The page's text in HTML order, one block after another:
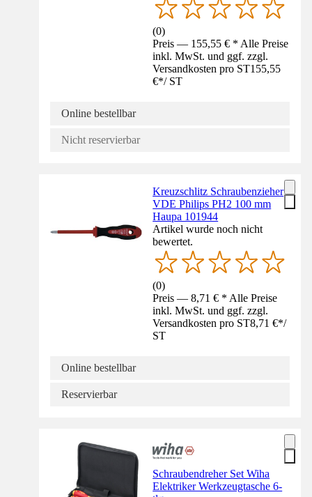
(0)
Preis — 155,55 € * Alle Preise
inkl. MwSt. und ggf. zzgl.
Versandkosten pro ST155,55
€*/ ST
Online bestellbar
Nicht reservierbar
Kreuzschlitz Schraubenzieher
VDE Philips PH2 100 mm
Haupa 101944
Artikel wurde noch nicht
bewertet.
(0)
Preis — 8,71 € * Alle Preise
inkl. MwSt. und ggf. zzgl.
Versandkosten pro ST8,71 €*/
ST
Online bestellbar
Reservierbar
Schraubendreher Set Wiha
Elektriker Werkzeugtasche 6-